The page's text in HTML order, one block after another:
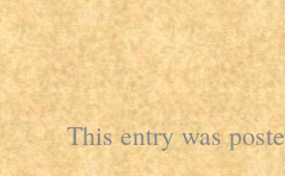
This entry was